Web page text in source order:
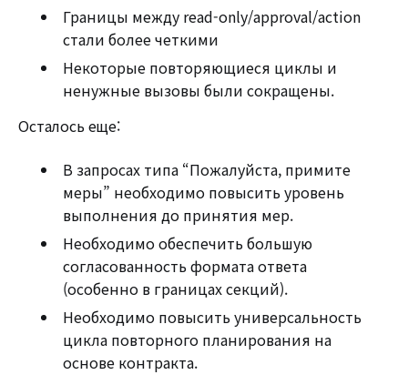
Границы между read-only/approval/action
стали более четкими
Некоторые повторяющиеся циклы и
ненужные вызовы были сокращены.
Осталось еще:
В запросах типа “Пожалуйста, примите
меры” необходимо повысить уровень
выполнения до принятия мер.
Необходимо обеспечить большую
согласованность формата ответа
(особенно в границах секций).
Необходимо повысить универсальность
цикла повторного планирования на
основе контракта.